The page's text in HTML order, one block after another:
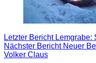
Letzter BerichtLemgrabe:
Nächster BerichtNeuer
Volker Claus